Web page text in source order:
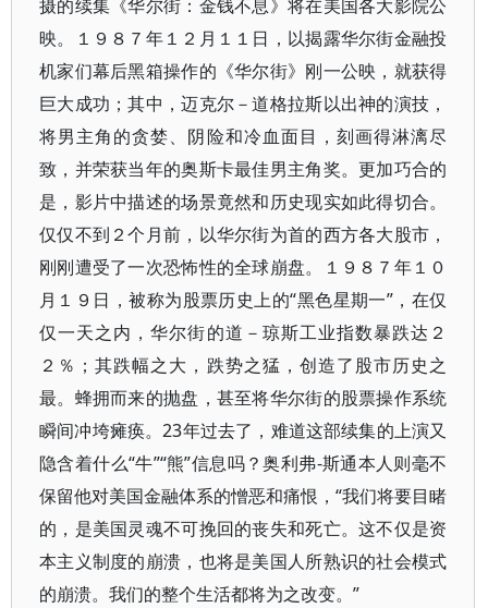
摄的续集《华尔街：金钱不息》将在美国各大影院公
映。１９８７年１２月１１日，以揭露华尔街金融投
机家们幕后黑箱操作的《华尔街》刚一公映，就获得
巨大成功；其中，迈克尔－道格拉斯以出神的演技，
将男主角的贪婪、阴险和冷血面目，刻画得淋漓尽
致，并荣获当年的奥斯卡最佳男主角奖。更加巧合的
是，影片中描述的场景竟然和历史现实如此得切合。
仅仅不到２个月前，以华尔街为首的西方各大股市，
刚刚遭受了一次恐怖性的全球崩盘。１９８７年１０
月１９日，被称为股票历史上的“黑色星期一”，在仅
仅一天之内，华尔街的道－琼斯工业指数暴跌达２
２％；其跌幅之大，跌势之猛，创造了股市历史之
最。蜂拥而来的抛盘，甚至将华尔街的股票操作系统
瞬间冲垮瘫痪。23年过去了，难道这部续集的上演又
隐含着什么“牛”“熊”信息吗？奥利弗-斯通本人则毫不
保留他对美国金融体系的憎恶和痛恨，“我们将要目睹
的，是美国灵魂不可挽回的丧失和死亡。这不仅是资
本主义制度的崩溃，也将是美国人所熟识的社会模式
的崩溃。我们的整个生活都将为之改变。”